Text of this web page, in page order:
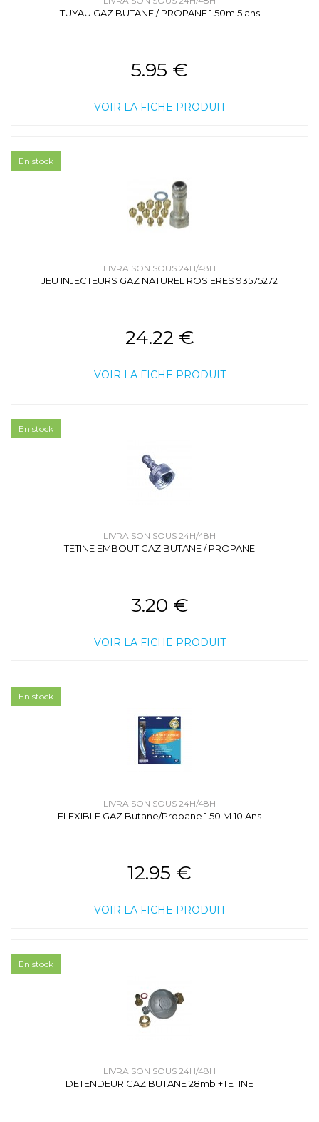
TUYAU GAZ BUTANE / PROPANE 1.50m 5 ans
5.95 €
VOIR LA FICHE PRODUIT
LIVRAISON SOUS 24H/48H
JEU INJECTEURS GAZ NATUREL ROSIERES 93575272
24.22 €
VOIR LA FICHE PRODUIT
En stock
LIVRAISON SOUS 24H/48H
TETINE EMBOUT GAZ BUTANE / PROPANE
3.20 €
VOIR LA FICHE PRODUIT
En stock
LIVRAISON SOUS 24H/48H
FLEXIBLE GAZ Butane/Propane 1.50 M 10 Ans
12.95 €
VOIR LA FICHE PRODUIT
En stock
LIVRAISON SOUS 24H/48H
DETENDEUR GAZ BUTANE 28mb +TETINE
En stock